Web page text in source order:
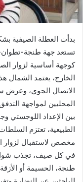
بدأت العطلة الصيفية
تستعد جهة طنجة-تطوان-
كوجهة أساسية لزوار
الخارج، يعتمد الشمال
الاتصال الجوي، وعرض
المحليين لمواجهة
بين الإعداد اللوجستي
الطبيعية، تعتزم
مخصص لاستقبال لزوار
في كل صيف، تجذب
طنجة، الحسيمة أو